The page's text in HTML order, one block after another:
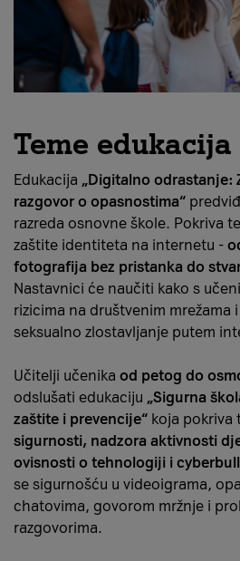
Teme edukacija
Edukacija „Digitalno odrastanje:
razgovor o opasnostima“
razreda osnovne škole. Pokriva
zaštite identiteta na internetu -
fotografija bez pristanka do
Nastavnici će naučiti kako s
rizicima na društvenim mrežama
seksualno zlostavljanje putem
Učitelji učenika od petog do
odslušati edukaciju „Sigurna
zaštite i prevencije“ koja pokriva
sigurnosti, nadzora aktivnosti
ovisnosti o tehnologiji i
se sigurnošću u videoigrama,
chatovima, govorom mržnje i
razgovorima.